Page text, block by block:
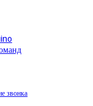
звонка